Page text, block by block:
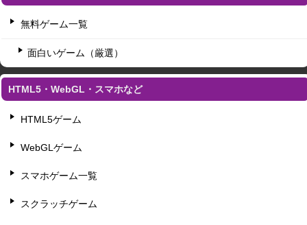
無料ゲーム一覧
面白いゲーム（厳選）
HTML5・WebGL・スマホなど
HTML5ゲーム
WebGLゲーム
スマホゲーム一覧
スクラッチゲーム